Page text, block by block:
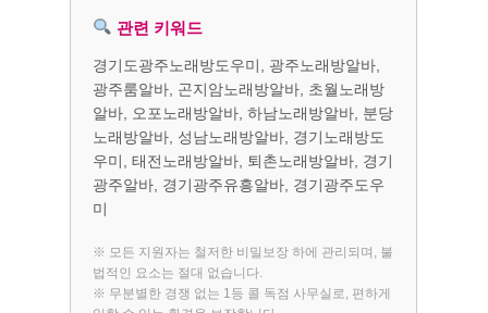
관련 키워드
경기도광주노래방도우미, 광주노래방알바,
광주룸알바, 곤지암노래방알바, 초월노래방
알바, 오포노래방알바, 하남노래방알바, 분당
노래방알바, 성남노래방알바, 경기노래방도
우미, 태전노래방알바, 퇴촌노래방알바, 경기
광주알바, 경기광주유흥알바, 경기광주도우
미
※ 모든 지원자는 철저한 비밀보장 하에 관리되며, 불
법적인 요소는 절대 없습니다.
※ 무분별한 경쟁 없는 1등 콜 독점 사무실로, 편하게